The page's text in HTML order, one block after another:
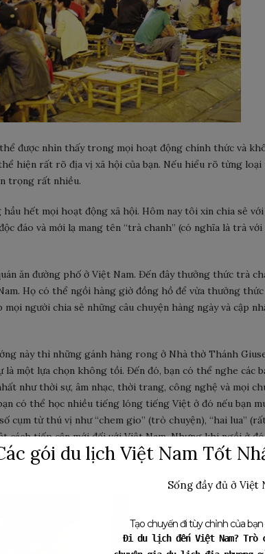
được nhìn thấy trong mọi hoạt động chính thức và
hiện rất rõ địa vị xã hội của bạn. Nếu hiểu rõ từng
trọng rất nhiều.
hết mọi hoạt động xã hội. Hôm nay tôi xin chia sẻ với
đáo và mới lạ mang tên “trà chanh” (có nghĩa là trà với
ăn đường phố ở Việt Nam. Đến đây thưởng thức trà
Họ có thể ngồi hàng giờ đồng hồ để vừa thưởng
người chia sẻ những câu chuyện hàng ngày và cập
này thì những gánh hàng rong ở Nhà thờ Thánh
là một lựa chọn không tồi. Đến đó, bạn có thể nghe các
như thời sự, âm nhạc, thời trang, công nghệ và mọi
có thể học nhiều tiếng lóng tiếng Việt ở đó nếu bạn
cụm từ thú vị như “chem gio” (trò chuyện), “hai lua”
cách tiếp cận mới đối với Việt Nam. Nhưng khi ngồi ở
đĩa nhỏ hạt hướng dương rang) từ những gánh hàng
vệ sinh sẽ khiến bạn lo lắng nhiều.
gói du lịch Việt Nam Tốt
Sống đầy đủ ở Việt
Tạo chuyến đi tùy chỉnh của
Đi du lịch đến Việt Nam? Trò